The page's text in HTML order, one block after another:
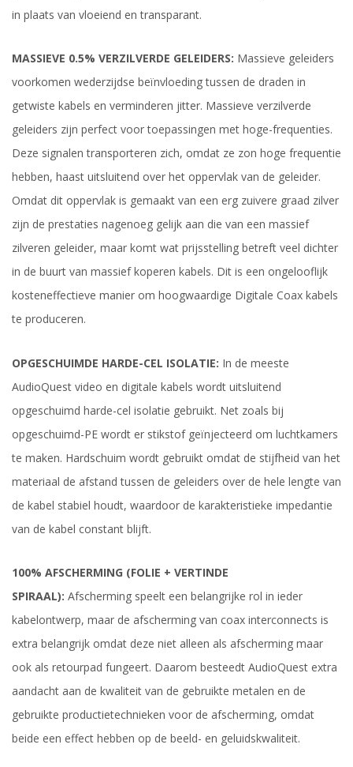
in plaats van vloeiend en transparant.
MASSIEVE 0.5% VERZILVERDE GELEIDERS: Massieve geleiders
voorkomen wederzijdse beïnvloeding tussen de draden in
getwiste kabels en verminderen jitter. Massieve verzilverde
geleiders zijn perfect voor toepassingen met hoge-frequenties.
Deze signalen transporteren zich, omdat ze zon hoge frequentie
hebben, haast uitsluitend over het oppervlak van de geleider.
Omdat dit oppervlak is gemaakt van een erg zuivere graad zilver
zijn de prestaties nagenoeg gelijk aan die van een massief
zilveren geleider, maar komt wat prijsstelling betreft veel dichter
in de buurt van massief koperen kabels. Dit is een ongelooflijk
kosteneffectieve manier om hoogwaardige Digitale Coax kabels
te produceren.
OPGESCHUIMDE HARDE-CEL ISOLATIE: In de meeste
AudioQuest video en digitale kabels wordt uitsluitend
opgeschuimd harde-cel isolatie gebruikt. Net zoals bij
opgeschuimd-PE wordt er stikstof geïnjecteerd om luchtkamers
te maken. Hardschuim wordt gebruikt omdat de stijfheid van het
materiaal de afstand tussen de geleiders over de hele lengte van
de kabel stabiel houdt, waardoor de karakteristieke impedantie
van de kabel constant blijft.
100% AFSCHERMING (FOLIE + VERTINDE
SPIRAAL): Afscherming speelt een belangrijke rol in ieder
kabelontwerp, maar de afscherming van coax interconnects is
extra belangrijk omdat deze niet alleen als afscherming maar
ook als retourpad fungeert. Daarom besteedt AudioQuest extra
aandacht aan de kwaliteit van de gebruikte metalen en de
gebruikte productietechnieken voor de afscherming, omdat
beide een effect hebben op de beeld- en geluidskwaliteit.